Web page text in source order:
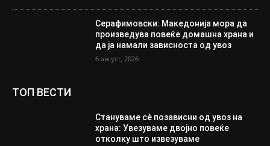
Серафимовски: Македонија мора да
произведува повеќе домашна храна и
да ја намали зависноста од увоз
6 август, 2026
ТОП ВЕСТИ
Стануваме сè позависни од увоз на
храна: Увезуваме двојно повеќе
отколку што извезуваме